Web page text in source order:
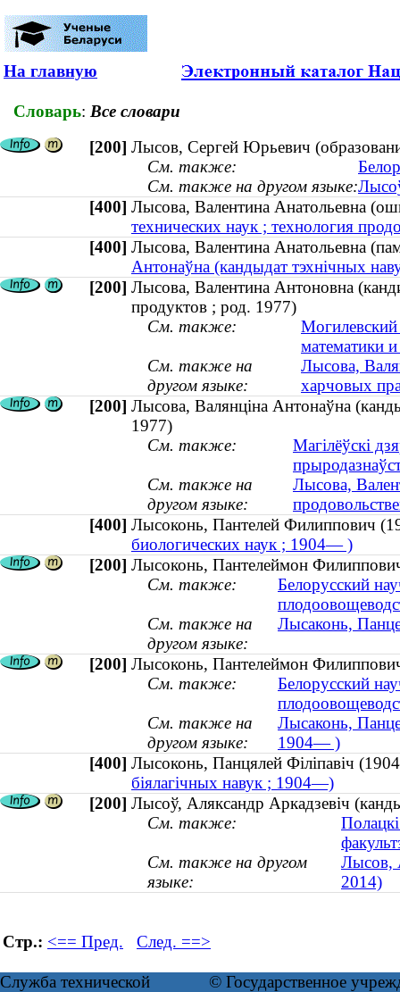
На главную
Словарь: Все словари
[200] Лысов, Сергей Юрьевич
См. также:
См. также на другом языке:
[400] Лысова, Валентина Анатольевна
технических наук ; технология
[400] Лысова, Валентина Анатольевна
Антонаўна (кандыдат тэхнічных
[200] Лысова, Валентина Антоновна
продуктов ; род. 1977)
См. также:
математики и
См. также на
другом языке:
Лысова,
харчовых
[200] Лысова, Валянціна Антонаўна
1977)
См. также:
Магілёўскі
См. также на
другом языке:
Лысова,
[400] Лысоконь, Пантелей
биологических наук ; 1904— )
[200] Лысоконь, Пантелеймон
См. также:
Белорусский
См. также на
другом языке:
Лысаконь,
[200] Лысоконь, Пантелеймон
См. также:
Белорусский
См. также на
другом языке:
Лысаконь,
1904— )
[400] Лысоконь, Панцялей Філіпавіч
біялагічных навук ; 1904—)
[200] Лысоў, Аляксандр Аркадзевіч
См. также:
См. также на другом
языке:
Лысов,
2014)
Стр.: <== Пред. След. ==>
Служба технической
© Государственное